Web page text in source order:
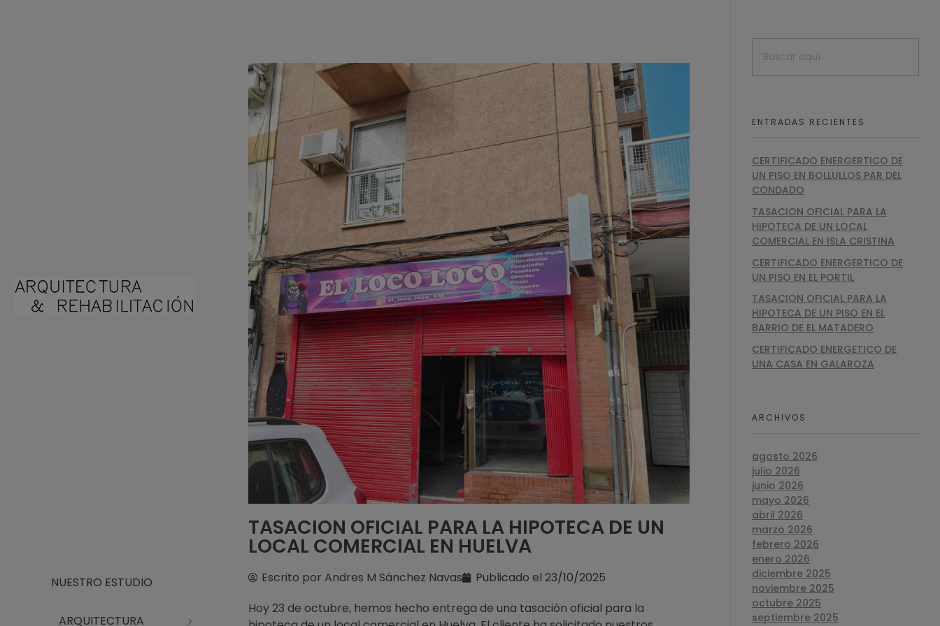
NUESTRO ESTUDIO
ARQUITECTURA
TASACION OFICIAL PARA LA HIPOTECA DE UN
LOCAL COMERCIAL EN HUELVA
Escrito por Andres M Sánchez Navas Publicado el 23/10/2025
Hoy 23 de octubre, hemos hecho entrega de una tasación oficial para la
ENTRADAS RECIENTES
CERTIFICADO ENERGERTICO DE
UN PISO EN BOLLULLOS PAR DEL
CONDADO
TASACION OFICIAL PARA LA
HIPOTECA DE UN LOCAL
COMERCIAL EN ISLA CRISTINA
CERTIFICADO ENERGERTICO DE
UN PISO EN EL PORTIL
TASACION OFICIAL PARA LA
HIPOTECA DE UN PISO EN EL
BARRIO DE EL MATADERO
CERTIFICADO ENERGETICO DE
UNA CASA EN GALAROZA
ARCHIVOS
agosto 2026
julio 2026
junio 2026
mayo 2026
abril 2026
marzo 2026
febrero 2026
enero 2026
diciembre 2025
noviembre 2025
octubre 2025
septiembre 2025